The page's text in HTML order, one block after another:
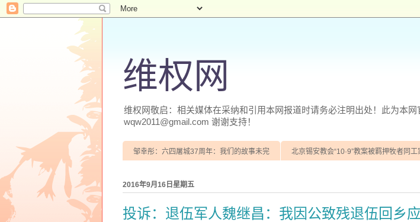
维权网
维权网敬启：相关媒体在采纳和引用本网报道时请务必注明出处！此为本网
wqw2011@gmail.com 谢谢支持！
邹幸彤：六四屠城37周年：我们的故事未完 北京锡安教会“10·9”教案被羁押牧者同
2016年9月16日星期五
投诉：退伍军人魏继昌：我因公致残退伍回乡